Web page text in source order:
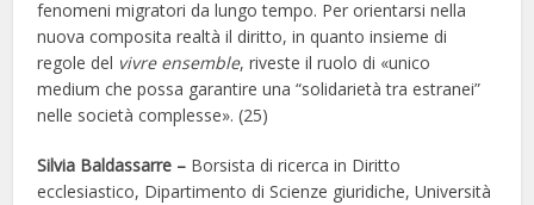
fenomeni migratori da lungo tempo. Per orientarsi nella
nuova composita realtà il diritto, in quanto insieme di
regole del vivre ensemble, riveste il ruolo di «unico
medium che possa garantire una “solidarietà tra estranei”
nelle società complesse». (25)
Silvia Baldassarre – Borsista di ricerca in Diritto
ecclesiastico, Dipartimento di Scienze giuridiche, Università